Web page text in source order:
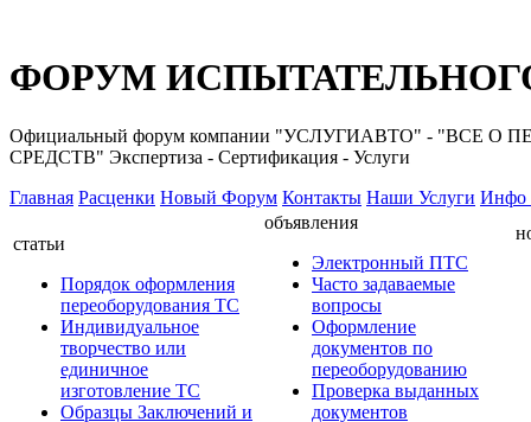
ФОРУМ
Официальный форум компании "УСЛУГИАВТО" -
СРЕДСТВ" Экспертиза - Сертификация - Услуги
Главная Расценки Новый Форум Контакты Наши Услуги Инфо
статьи
Порядок оформления
переоборудования ТС
Индивидуальное
творчество или
единичное
изготовление ТС
Образцы Заключений и
объявления
Электронный ПТС
Часто задаваемые
вопросы
Оформление
документов по
переоборудованию
Проверка выданных
документов